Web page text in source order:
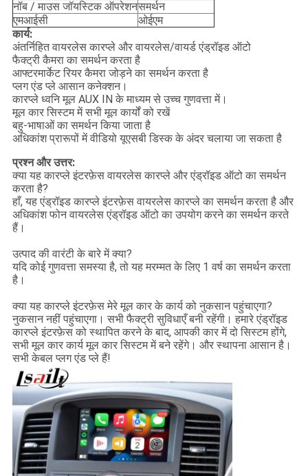
नॉब / माउस जॉयस्टिक ऑपरेशनसमर्थन
एमआईसी
ओईएम
कार्य:
अंतर्निहित वायरलेस कारप्ले और वायरलेस/वायर्ड एंड्रॉइड ऑटो
फैक्ट्री कैमरा का समर्थन करता है
आफ्टरमार्केट रियर कैमरा जोड़ने का समर्थन करता है
प्लग एंड प्ले आसान कनेक्शन।
कारप्ले ध्वनि मूल AUX IN के माध्यम से उच्च गुणवत्ता में।
मूल कार सिस्टम में सभी मूल कार्यों को रखें
बहु-भाषाओं का समर्थन किया जाता है
अधिकांश प्रारूपों में वीडियो यूएसबी डिस्क के अंदर चलाया जा सकता है
प्रश्न और उत्तर:
क्या यह कारप्ले इंटरफ़ेस वायरलेस कारप्ले और एंड्रॉइड ऑटो का समर्थन
करता है?
हाँ, यह एंड्रॉइड कारप्ले इंटरफ़ेस वायरलेस कारप्ले का समर्थन करता है और
अधिकांश फोन वायरलेस एंड्रॉइड ऑटो का उपयोग करने का समर्थन करते
हैं।
उत्पाद की वारंटी के बारे में क्या?
यदि कोई गुणवत्ता समस्या है, तो यह मरम्मत के लिए 1 वर्ष का समर्थन करता
है।
क्या यह कारप्ले इंटरफ़ेस मेरे मूल कार के कार्य को नुकसान पहुंचाएगा?
नुकसान नहीं पहुंचाएगा। सभी फैक्ट्री सुविधाएँ बनी रहेंगी। हमारे एंड्रॉइड
कारप्ले इंटरफ़ेस को स्थापित करने के बाद, आपकी कार में दो सिस्टम होंगे,
सभी मूल कार कार्य मूल कार सिस्टम में बने रहेंगे। और स्थापना आसान है।
सभी केबल प्लग एंड प्ले हैं!